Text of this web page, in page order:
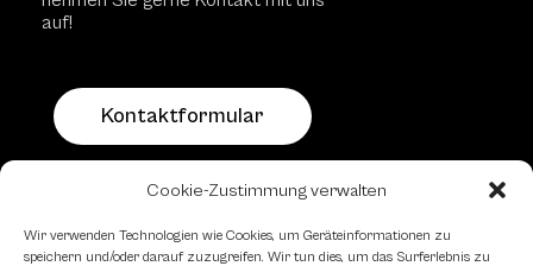
Cookie-Zustimmung verwalten
Wir verwenden Technologien wie Cookies, um Geräteinformationen zu
speichern und/oder darauf zuzugreifen. Wir tun dies, um das Surferlebnis zu
auf!
Kontaktformular
Schachfreundliche Lokale